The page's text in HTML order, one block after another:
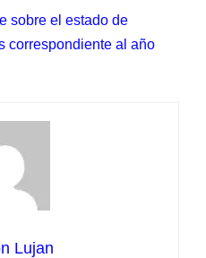
sobre el estado de
correspondiente al año
Lujan